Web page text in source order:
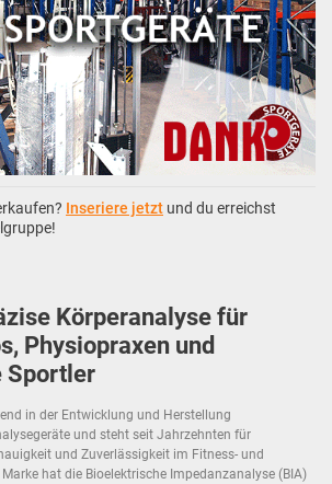
Inseriere jetzt und du erreichst
Körperanalyse für
Physiopraxen und
Sportler
in der Entwicklung und Herstellung
und steht seit Jahrzehnten für
und Zuverlässigkeit im Fitness- und
hat die Bioelektrische Impedanzanalyse (BIA)